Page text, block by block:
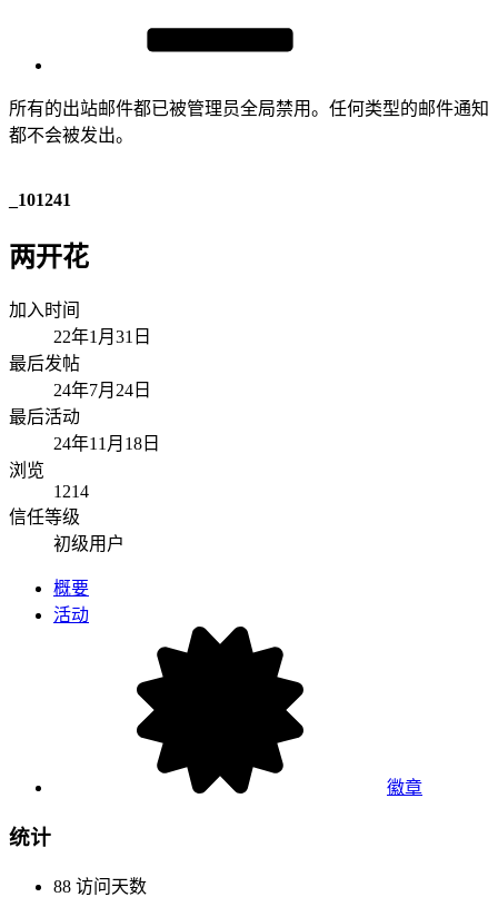
所有的出站邮件都已被管理员全局禁用。任何类型的邮件通知
都不会被发出。
_101241
两开花
加入时间
22年1月31日
最后发帖
24年7月24日
最后活动
24年11月18日
浏览
1214
信任等级
初级用户
概要
活动
徽章
统计
88 访问天数